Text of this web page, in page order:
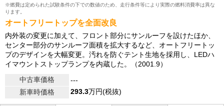
※燃費は定められた試験条件の下での数値のため、走行条件等により実際の燃料消費率は異な
ります。
オートフリートップを全面改良
内外装の変更に加えて、フロント部分にサンルーフを設けたほか、
センター部分のサンルーフ面積を拡大するなど、オートフリートッ
プのデザインを大幅変更。汚れを防ぐテント生地を採用し、LEDハ
イマウントストップランプを内蔵した。（2001.9）
中古車価格
---
新車時価格
293.3万円(税抜)